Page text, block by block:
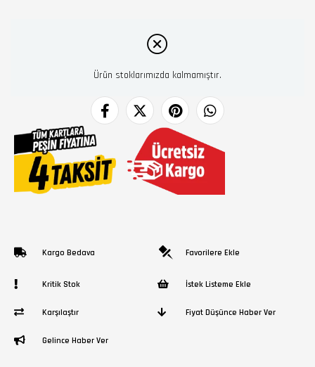
Ürün stoklarımızda kalmamıştır.
Kargo Bedava Favorilere Ekle
Kritik Stok İstek Listeme Ekle
Karşılaştır Fiyat Düşünce Haber Ver
Gelince Haber Ver